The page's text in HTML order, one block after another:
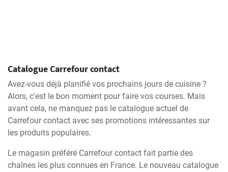
Catalogue Carrefour contact
Avez-vous déjà planifié vos prochains jours de cuisine ?
Alors, c'est le bon moment pour faire vos courses. Mais
avant cela, ne manquez pas le catalogue actuel de
Carrefour contact avec ses promotions intéressantes sur
les produits populaires.
Le magasin préféré Carrefour contact fait partie des
chaînes les plus connues en France. Le nouveau catalogue